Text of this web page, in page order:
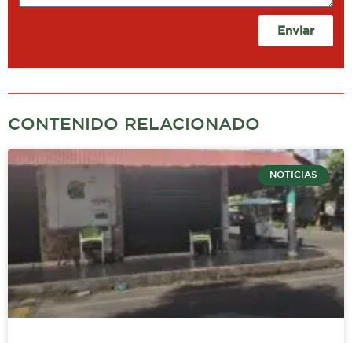
Enviar
CONTENIDO RELACIONADO
NOTICIAS